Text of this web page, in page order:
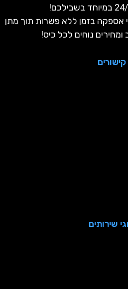
בזמן ללא פשרות תוך מתן
נוחים לכל כיס!